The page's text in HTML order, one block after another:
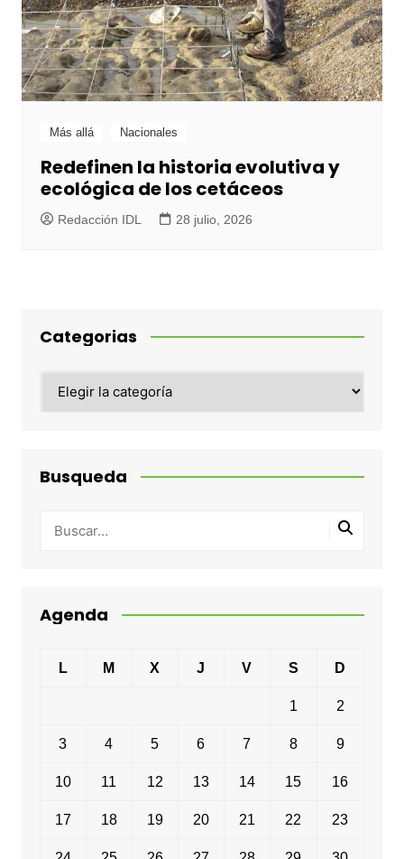
Más allá Nacionales
Redefinen la historia evolutiva y
ecológica de los cetáceos
Redacción IDL 28 julio, 2026
Categorias
Busqueda
Agenda
L M X J V S D
1 2
3 4 5 6 7 8 9
10 11 12 13 14 15 16
17 18 19 20 21 22 23